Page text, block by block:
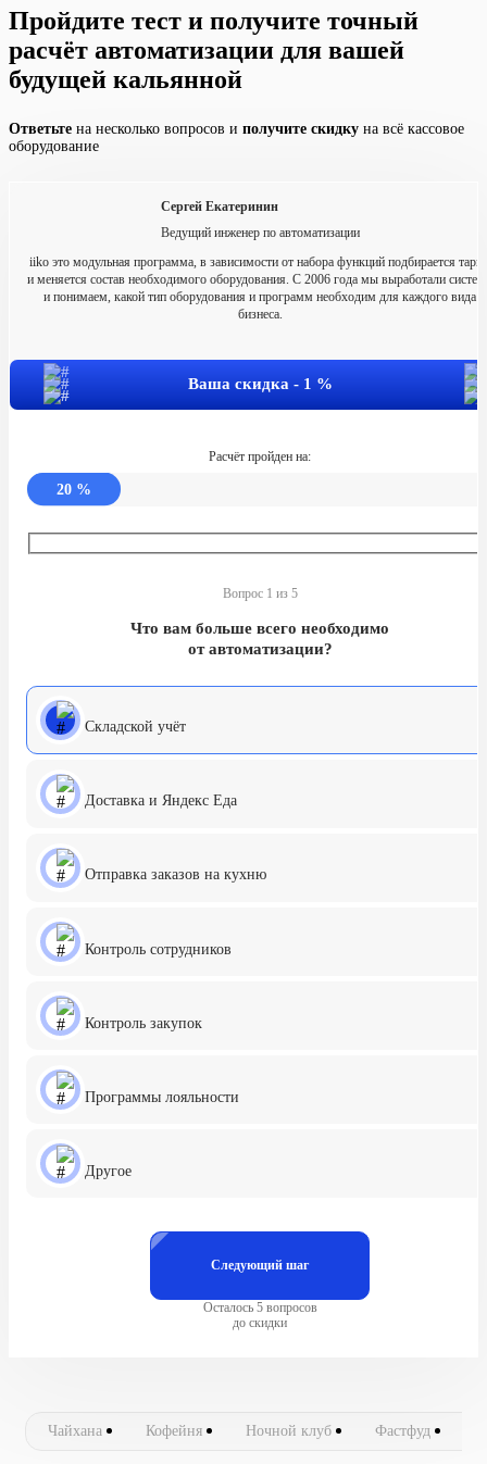
Пройдите тест и получите точный
расчёт автоматизации для вашей
будущей кальянной
Ответьте на несколько вопросов и получите скидку на всё кассовое
оборудование
Расчёт пройден на:
20 %
Вопрос 1 из 5
Что вам больше всего необходимо
от автоматизации?
Складской учёт
Доставка и Яндекс Еда
Отправка заказов на кухню
Контроль сотрудников
Контроль закупок
Программы лояльности
Другое
Следующий шаг
Осталось 5 вопросов
до скидки
Ваша скидка - 1 %
Сергей Екатеринин
Ведущий инженер по автоматизации
iiko это модульная программа, в зависимости от набора функций подбирается
и меняется состав необходимого оборудования. С 2006 года мы выработали
и понимаем, какой тип оборудования и программ необходим для каждого вида
бизнеса.
Чайхана Кофейня Ночной клуб Фастфуд